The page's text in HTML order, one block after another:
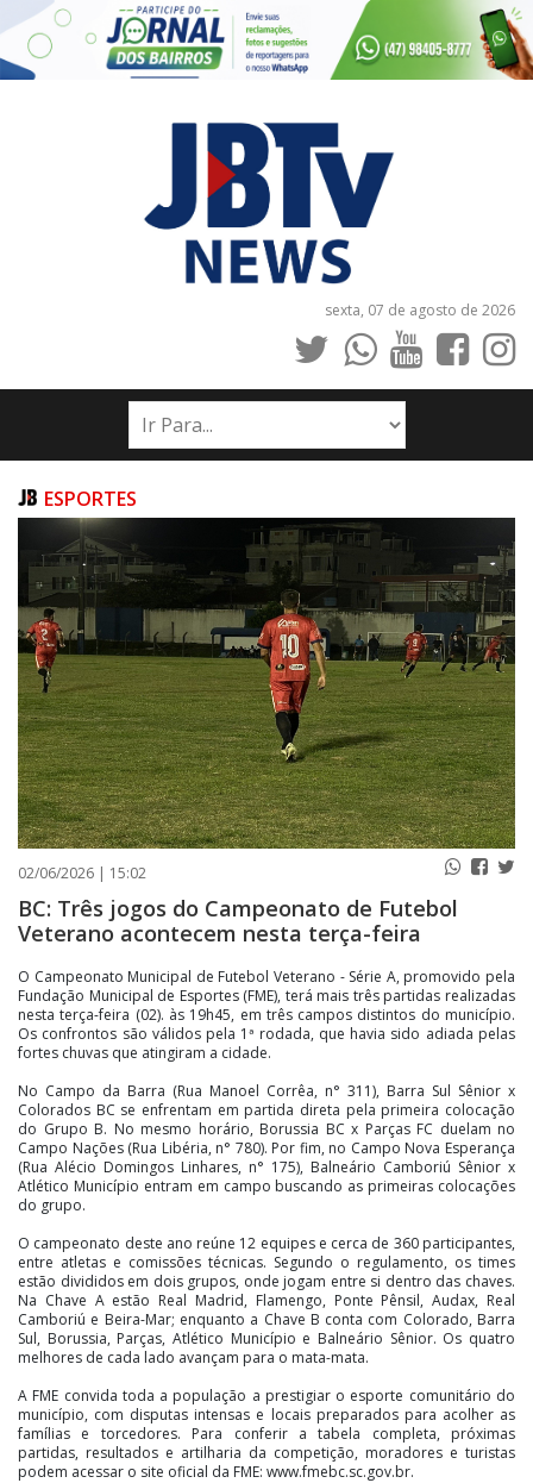
sexta, 07 de agosto de 2026
INÍCIO
NOTÍCIAS
PUBLICAÇÕES LEGAIS
CONTATO
ESPORTES
02/06/2026 | 15:02
BC: Três jogos do Campeonato de Futebol
Veterano acontecem nesta terça-feira
O Campeonato Municipal de Futebol Veterano - Série A, promovido pela
Fundação Municipal de Esportes (FME), terá mais três partidas realizadas
nesta terça-feira (02). às 19h45, em três campos distintos do município.
Os confrontos são válidos pela 1ª rodada, que havia sido adiada pelas
fortes chuvas que atingiram a cidade.
No Campo da Barra (Rua Manoel Corrêa, n° 311), Barra Sul Sênior x
Colorados BC se enfrentam em partida direta pela primeira colocação
do Grupo B. No mesmo horário, Borussia BC x Parças FC duelam no
Campo Nações (Rua Libéria, n° 780). Por fim, no Campo Nova Esperança
(Rua Alécio Domingos Linhares, n° 175), Balneário Camboriú Sênior x
Atlético Município entram em campo buscando as primeiras colocações
do grupo.
O campeonato deste ano reúne 12 equipes e cerca de 360 participantes,
entre atletas e comissões técnicas. Segundo o regulamento, os times
estão divididos em dois grupos, onde jogam entre si dentro das chaves.
Na Chave A estão Real Madrid, Flamengo, Ponte Pênsil, Audax, Real
Camboriú e Beira-Mar; enquanto a Chave B conta com Colorado, Barra
Sul, Borussia, Parças, Atlético Município e Balneário Sênior. Os quatro
melhores de cada lado avançam para o mata-mata.
A FME convida toda a população a prestigiar o esporte comunitário do
município, com disputas intensas e locais preparados para acolher as
famílias e torcedores. Para conferir a tabela completa, próximas
partidas, resultados e artilharia da competição, moradores e turistas
podem acessar o site oficial da FME: www.fmebc.sc.gov.br.